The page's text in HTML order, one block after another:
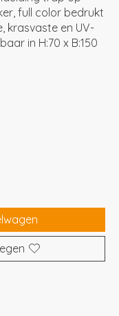
full color bedrukt
krasvaste en UV-
in H:70 x B:150